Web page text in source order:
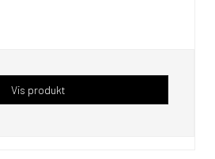
Vis produkt